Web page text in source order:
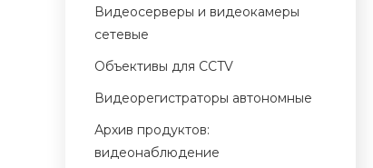
Видеосерверы и видеокамеры
сетевые
Объективы для CCTV
Видеорегистраторы автономные
Архив продуктов:
видеонаблюдение